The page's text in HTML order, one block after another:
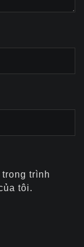
trình
tôi.